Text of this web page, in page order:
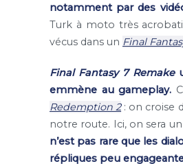
notamment par des
Turk à moto très
vécus dans un Final
Final Fantasy 7 Remake
emmène au gameplay.
Redemption 2: on croise
notre route. Ici, on sera
n’est pas rare que les
répliques peu